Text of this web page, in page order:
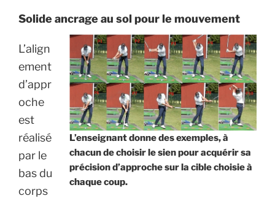
Solide ancrage au sol pour le mouvement
L’enseignant donne des exemples, à
chacun de choisir le sien pour acquérir sa
précision d’approche sur la cible choisie à
chaque coup.
L’align
ement
d’appr
oche
est
réalisé
par le
bas du
corps